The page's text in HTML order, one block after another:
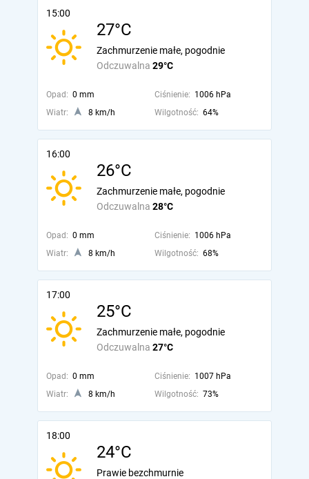
15:00
27°C
Odczuwalna 29°C
Zachmurzenie małe, pogodnie
Opad: 0 mm Ciśnienie: 1006 hPa
Wiatr:
8 km/h Wilgotność: 64%
16:00
26°C
Odczuwalna 28°C
Zachmurzenie małe, pogodnie
Opad: 0 mm Ciśnienie: 1006 hPa
Wiatr:
8 km/h Wilgotność: 68%
17:00
25°C
Odczuwalna 27°C
Zachmurzenie małe, pogodnie
Opad: 0 mm Ciśnienie: 1007 hPa
Wiatr:
8 km/h Wilgotność: 73%
18:00
24°C
Prawie bezchmurnie